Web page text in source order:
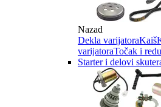
Nazad
Dekla varijatoraKaiš
varijatoraTočak i
Starter i delovi